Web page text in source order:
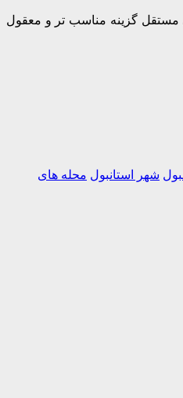
مستقل گزینه مناسب تر و معقول
شهر استانبول محله های